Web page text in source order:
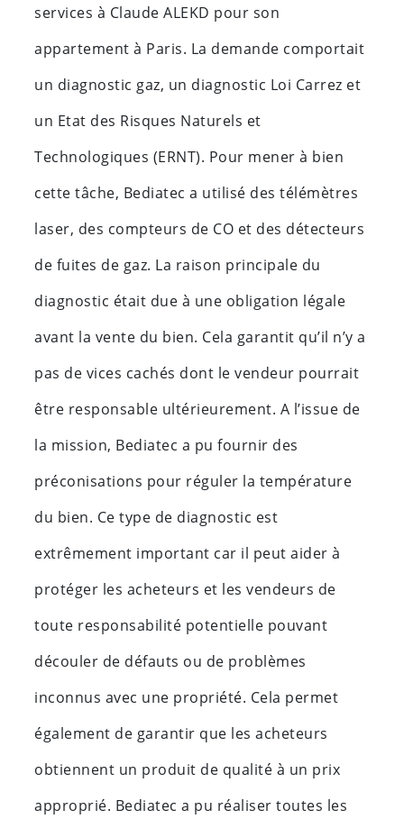
services à Claude ALEKD pour son
appartement à Paris. La demande comportait
un diagnostic gaz, un diagnostic Loi Carrez et
un Etat des Risques Naturels et
Technologiques (ERNT). Pour mener à bien
cette tâche, Bediatec a utilisé des télémètres
laser, des compteurs de CO et des détecteurs
de fuites de gaz. La raison principale du
diagnostic était due à une obligation légale
avant la vente du bien. Cela garantit qu’il n’y a
pas de vices cachés dont le vendeur pourrait
être responsable ultérieurement. A l’issue de
la mission, Bediatec a pu fournir des
préconisations pour réguler la température
du bien. Ce type de diagnostic est
extrêmement important car il peut aider à
protéger les acheteurs et les vendeurs de
toute responsabilité potentielle pouvant
découler de défauts ou de problèmes
inconnus avec une propriété. Cela permet
également de garantir que les acheteurs
obtiennent un produit de qualité à un prix
approprié. Bediatec a pu réaliser toutes les